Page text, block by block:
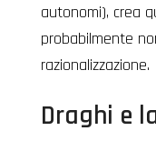
autonomi), crea
probabilmente
razionalizzazione.
Draghi e